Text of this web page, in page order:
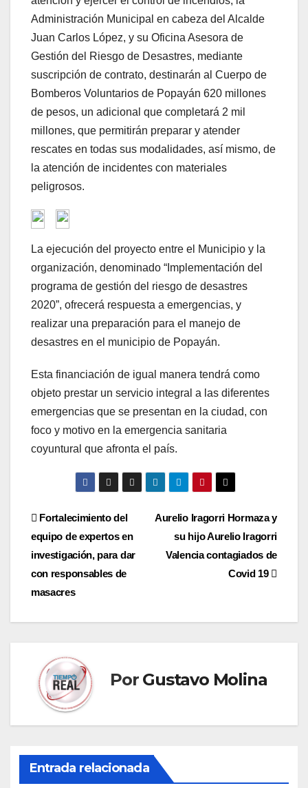
Administración Municipal en cabeza del Alcalde
Juan Carlos López, y su Oficina Asesora de
Gestión del Riesgo de Desastres, mediante
suscripción de contrato, destinarán al Cuerpo de
Bomberos Voluntarios de Popayán 620 millones
de pesos, un adicional que completará 2 mil
millones, que permitirán preparar y atender
rescates en todas sus modalidades, así mismo, de
la atención de incidentes con materiales
peligrosos.
La ejecución del proyecto entre el Municipio y la
organización, denominado “Implementación del
programa de gestión del riesgo de desastres
2020”, ofrecerá respuesta a emergencias, y
realizar una preparación para el manejo de
desastres en el municipio de Popayán.
Esta financiación de igual manera tendrá como
objeto prestar un servicio integral a las diferentes
emergencias que se presentan en la ciudad, con
foco y motivo en la emergencia sanitaria
coyuntural que afronta el país.
Navegación
de
entradas
Aurelio Iragorri Hormaza y
su hijo Aurelio Iragorri
Valencia contagiados de
Covid 19
Fortalecimiento del
equipo de expertos en
investigación, para dar
con responsables de
masacres
Por Gustavo Molina
Entrada relacionada